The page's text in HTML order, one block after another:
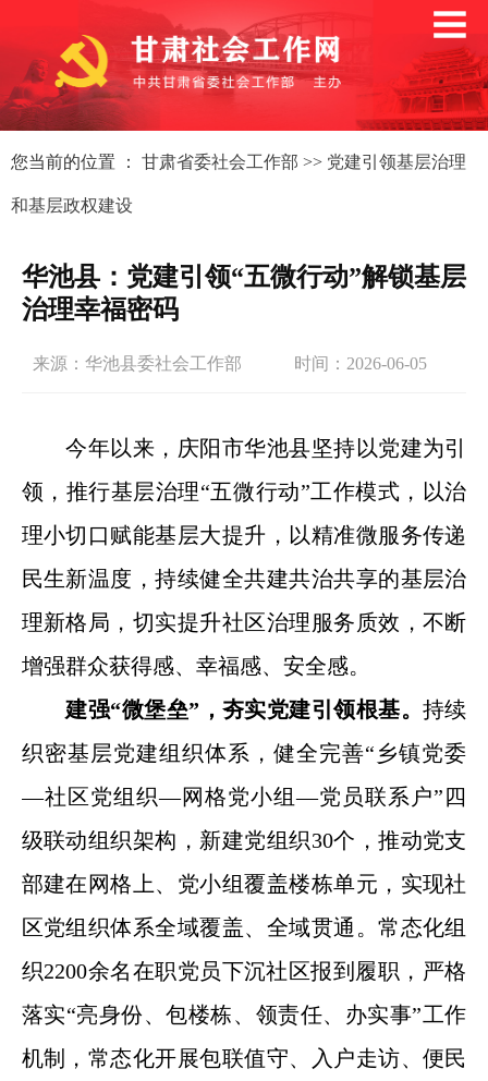
您当前的位置 ： 甘肃省委社会工作部 >> 党建引领基层治理
和基层政权建设
华池县：党建引领“五微行动”解锁基层
治理幸福密码
来源：华池县委社会工作部 时间：2026-06-05
今年以来，庆阳市华池县坚持以党建为引
领，推行基层治理“五微行动”工作模式，以治
理小切口赋能基层大提升，以精准微服务传递
民生新温度，持续健全共建共治共享的基层治
理新格局，切实提升社区治理服务质效，不断
增强群众获得感、幸福感、安全感。
建强“微堡垒”，夯实党建引领根基。持续
织密基层党建组织体系，健全完善“乡镇党委
—社区党组织—网格党小组—党员联系户”四
级联动组织架构，新建党组织30个，推动党支
部建在网格上、党小组覆盖楼栋单元，实现社
区党组织体系全域覆盖、全域贯通。常态化组
织2200余名在职党员下沉社区报到履职，严格
落实“亮身份、包楼栋、领责任、办实事”工作
机制，常态化开展包联值守、入户走访、便民